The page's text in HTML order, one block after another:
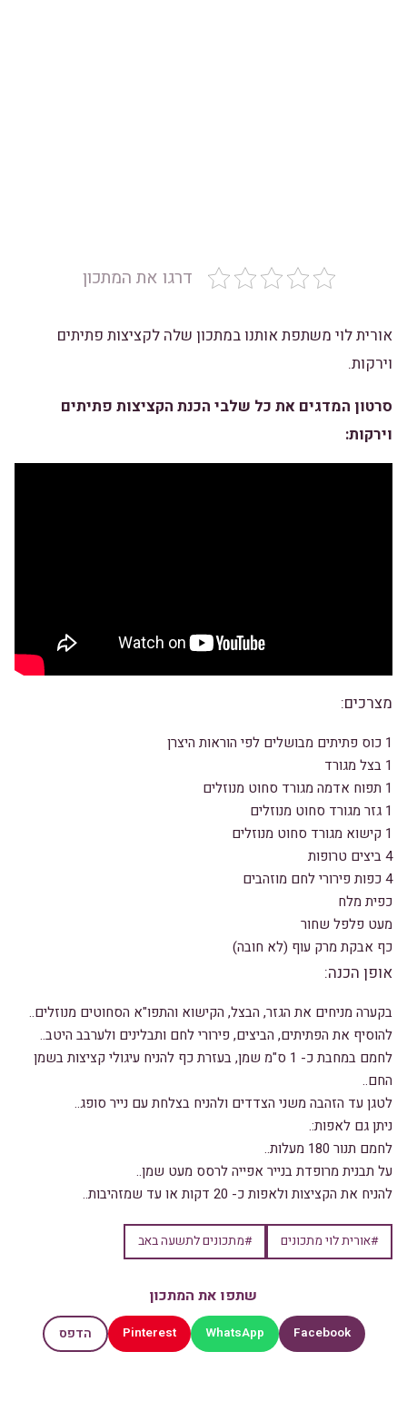
דרגו את המתכון
אורית לוי משתפת אותנו במתכון שלה לקציצות פתיתים
וירקות.
סרטון המדגים את כל שלבי הכנת הקציצות פתיתים
וירקות:
מצרכים:
1 כוס פתיתים מבושלים לפי הוראות היצרן
1 בצל מגורד
1 תפוח אדמה מגורד סחוט מנוזלים
1 גזר מגורד סחוט מנוזלים
1 קישוא מגורד סחוט מנוזלים
4 ביצים טרופות
4 כפות פירורי לחם מוזהבים
כפית מלח
מעט פלפל שחור
כף אבקת מרק עוף (לא חובה)
אופן הכנה:
בקערה מניחים את הגזר, הבצל, הקישוא והתפו"א הסחוטים מנוזלים..
להוסיף את הפתיתים, הביצים, פירורי לחם ותבלינים ולערבב היטב..
לחמם במחבת כ- 1 ס"מ שמן, בעזרת כף להניח עיגולי קציצות בשמן
החם..
לטגן עד הזהבה משני הצדדים ולהניח בצלחת עם נייר סופג..
ניתן גם לאפות:.
לחמם תנור 180 מעלות..
על תבנית מרופדת בנייר אפייה לרסס מעט שמן..
להניח את הקציצות ולאפות כ- 20 דקות או עד שמזהיבות..
#אורית לוי מתכונים #מתכונים לתשעה באב
שתפו את המתכון
Facebook
WhatsApp
Pinterest הדפס